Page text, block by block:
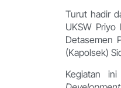
Turut hadir
UKSW Priyo
Detasemen
(Kapolsek)
Kegiatan